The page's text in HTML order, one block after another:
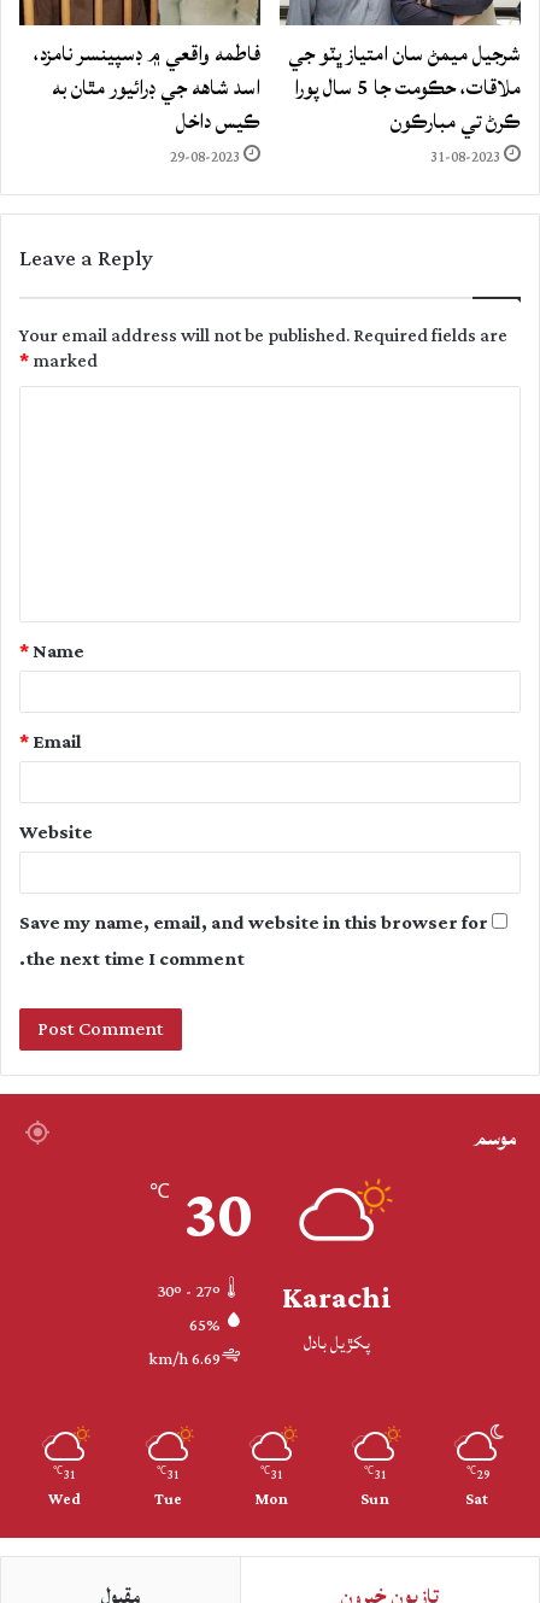
شرجيل ميمڻ سان امتياز ڀٽو جي
ملاقات، حڪومت جا 5 سال پورا
ڪرڻ تي مبارڪون
31-08-2023
فاطمه واقعي ۾ ڊسپينسر نامزد،
اسد شاهه جي ڊرائيور مٿان به
ڪيس داخل
29-08-2023
Leave a Reply
Your email address will not be published.Required fields are
marked
*
t
Name
*
Email
*
Website
Save my name, email, and website in this browser for
the next time I comment.
موسم
Karachi
پکڙيل بادل
30
℃
65%
6.69 km/h
29
℃
Sat
31
℃
Sun
31
℃
Mon
31
℃
Tue
31
℃
Wed